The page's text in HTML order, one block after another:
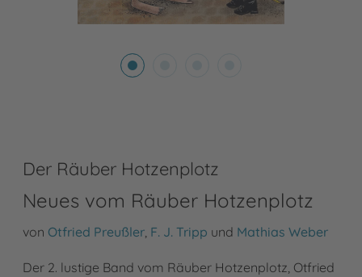
Der Räuber Hotzenplotz
Neues vom Räuber Hotzenplotz
von Otfried Preußler, F. J. Tripp und Mathias Weber
Der 2. lustige Band vom Räuber Hotzenplotz, Otfried